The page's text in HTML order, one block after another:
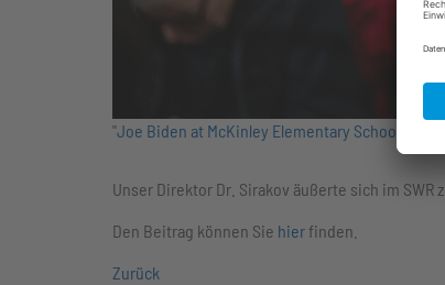
"Joe Biden at McKinley Elementary School
Unser Direktor Dr. Sirakov äußerte sich im
Den Beitrag können Sie hierfinden.
Zurück